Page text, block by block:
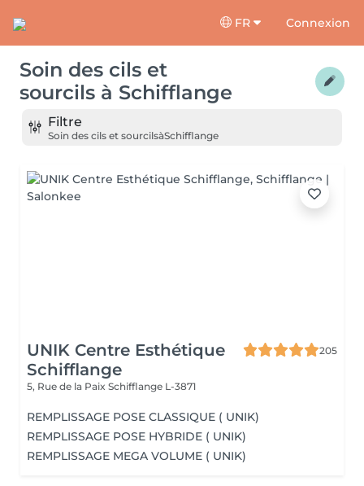
FR Connexion
Soin des cils et
sourcils à Schifflange
Filtre
Soin des cils et sourcilsàSchifflange
UNIK Centre Esthétique
Schifflange
205
5, Rue de la Paix Schifflange L-3871
REMPLISSAGE POSE CLASSIQUE ( UNIK)
REMPLISSAGE POSE HYBRIDE ( UNIK)
REMPLISSAGE MEGA VOLUME ( UNIK)